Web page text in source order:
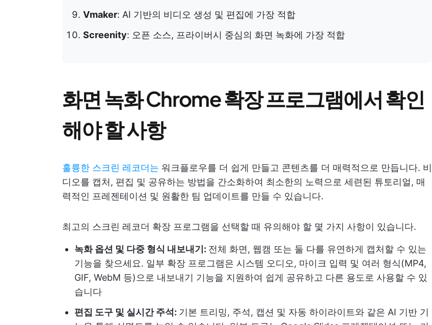
Vmaker: AI 기반의 비디오 생성 및 편집에 가장 적합
Screenity: 오픈 소스, 프라이버시 중심의 화면 녹화에 가장 적합
화면 녹화 Chrome 확장 프로그램에서 확인
해야 할 사항
훌륭한 스크린 레코더는 워크플로우를 더 쉽게 만들고 콘텐츠를 더 매력적으로 만듭니다. 비
디오를 캡처, 편집 및 공유하는 방법을 간소화하여 최소한의 노력으로 세련된 튜토리얼, 매
력적인 프레젠테이션 및 원활한 팀 업데이트를 만들 수 있습니다.
최고의 스크린 레코더 확장 프로그램을 선택할 때 유의해야 할 몇 가지 사항이 있습니다.
녹화 옵션 및 다중 형식 내보내기: 전체 화면, 웹캠 또는 둘 다를 유연하게 캡처할 수 있는
기능을 찾으세요. 일부 확장 프로그램은 시스템 오디오, 마이크 입력 및 여러 형식(MP4,
GIF, WebM 등)으로 내보내기 기능을 지원하여 쉽게 공유하고 다른 용도로 사용할 수 있
습니다
편집 도구 및 실시간 주석: 기본 트리밍, 주석, 캡션 및 자동 하이라이트와 같은 AI 기반 기